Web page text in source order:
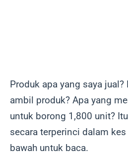
Produk apa yang saya jual?
ambil produk? Apa yang
untuk borong 1,800 unit?
secara terperinci dalam
bawah untuk baca.